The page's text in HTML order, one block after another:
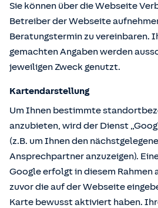
Sie können über die Webseite
Betreiber der Webseite
Beratungstermin zu vereinbaren.
gemachten Angaben werden
jeweiligen Zweck genutzt.
Kartendarstellung
Um Ihnen bestimmte
anzubieten, wird der Dienst
(z.B. um Ihnen den
Ansprechpartner anzuzeigen).
Google erfolgt in diesem Rahmen
zuvor die auf der Webseite
Karte bewusst aktiviert haben.